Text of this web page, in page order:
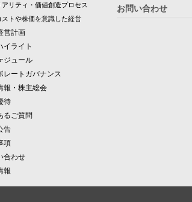
アリティ・価値創造プロセス
ストや株価を意識した経営
営計画
イライト
ジュール
レートガバナンス
報・株主総会
待
るご質問
告
項
合わせ
報
お問い合わせ